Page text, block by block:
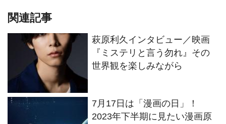
関連記事
萩原利久インタビュー／映画
『ミステリと言う勿れ』その
世界観を楽しみながら
7月17日は「漫画の日」！
2023年下半期に見たい漫画原